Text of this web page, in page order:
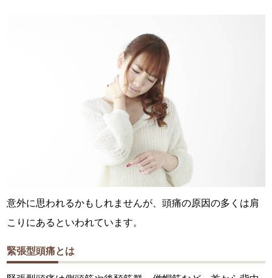
意外に思われるかもしれませんが、頭痛の原因の多くは肩
こりにあるといわれています。
緊張型頭痛とは